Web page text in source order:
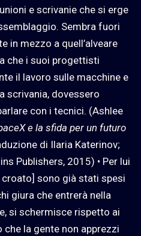
e scrivanie che si erge
Sembra fuori
in mezzo a quell’alveare
che i suoi progettisti
il lavoro sulle macchine e
scrivania, dovessero
con i tecnici. (Ashlee
e la sfida per un futuro
di Ilaria Katerinov;
Publishers, 2015) • Per lui
sono già stati spesi
giura che entrerà nella
si schermisce rispetto ai
che la gente non apprezzi